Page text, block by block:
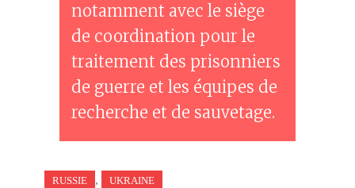
notamment avec le siège
de coordination pour le
traitement des prisonniers
de guerre et les équipes de
recherche et de sauvetage.
RUSSIE , UKRAINE